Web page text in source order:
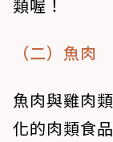
類喔！
（二）魚肉
魚肉與雞肉
化的肉類食